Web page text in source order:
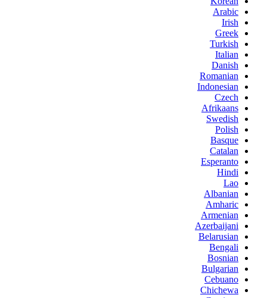
Arabic
Irish
Greek
Turkish
Italian
Danish
Romanian
Indonesian
Czech
Afrikaans
Swedish
Polish
Basque
Catalan
Esperanto
Hindi
Lao
Albanian
Amharic
Armenian
Azerbaijani
Belarusian
Bengali
Bosnian
Bulgarian
Cebuano
Chichewa